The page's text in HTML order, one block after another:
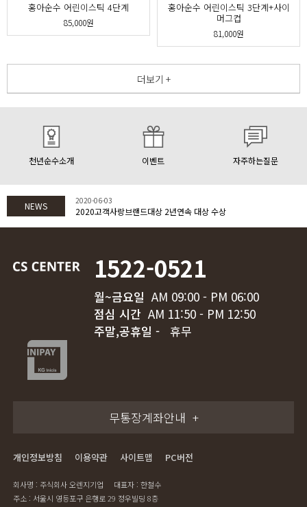
홍아순수 어린이스틱 4단계
85,000원
홍아순수 어린이스틱 3단계+사이
머그컵
81,000원
더보기 +
천년순수소개 이벤트 자주하는질문
NEWS 2020-06-03
2020고객사랑브랜드대상 2년연속 대상 수상
1522-0521
월~금요일 AM 09:00 - PM 06:00
점심 시간 AM 11:50 - PM 12:50
주말,공휴일 -
휴무
무통장계좌안내
개인정보방침 이용약관 사이트맵 PC버전
회사명 : 주식회사 오렌지기업
대표자 : 한철수
주소 : 서울시 영등포구 은행로 29 정우빌딩 8층